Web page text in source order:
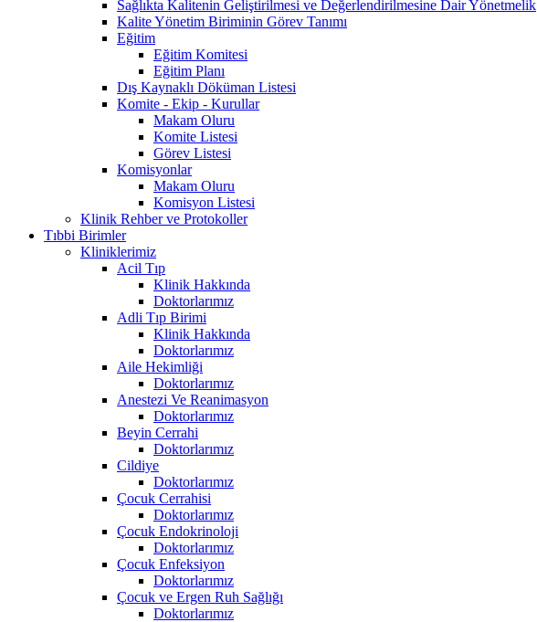
Sağlıkta Kalitenin Geliştirilmesi ve Değerlendirilmesine Dair Yönetmelik
Kalite Yönetim Biriminin Görev Tanımı
Eğitim
Eğitim Komitesi
Eğitim Planı
Dış Kaynaklı Döküman Listesi
Komite - Ekip - Kurullar
Makam Oluru
Komite Listesi
Görev Listesi
Komisyonlar
Makam Oluru
Komisyon Listesi
Klinik Rehber ve Protokoller
Tıbbi Birimler
Kliniklerimiz
Acil Tıp
Klinik Hakkında
Doktorlarımız
Adli Tıp Birimi
Klinik Hakkında
Doktorlarımız
Aile Hekimliği
Doktorlarımız
Anestezi Ve Reanimasyon
Doktorlarımız
Beyin Cerrahi
Doktorlarımız
Cildiye
Doktorlarımız
Çocuk Cerrahisi
Doktorlarımız
Çocuk Endokrinoloji
Doktorlarımız
Çocuk Enfeksiyon
Doktorlarımız
Çocuk ve Ergen Ruh Sağlığı
Doktorlarımız